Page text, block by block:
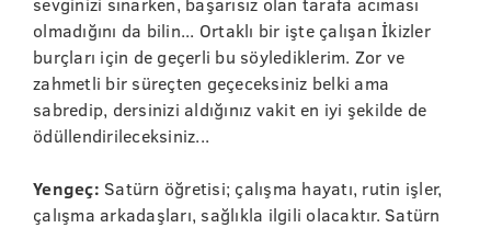
olmadığını da bilin... Ortaklı bir işte çalışan İkizler
burçları için de geçerli bu söylediklerim. Zor ve
zahmetli bir süreçten geçeceksiniz belki ama
sabredip, dersinizi aldığınız vakit en iyi şekilde de
ödüllendirileceksiniz...
Yengeç: Satürn öğretisi; çalışma hayatı, rutin işler,
çalışma arkadaşları, sağlıkla ilgili olacaktır. Satürn